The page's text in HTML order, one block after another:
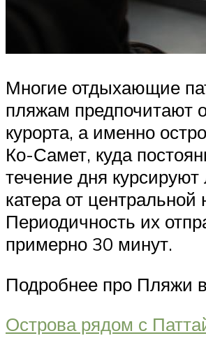
Многие отдыхающие
пляжам предпочитают
курорта, а именно
Ко-Самет, куда
течение дня курсируют
катера от центральной
Периодичность их
примерно 30 минут.
Подробнее про Пляжи
Острова рядом с